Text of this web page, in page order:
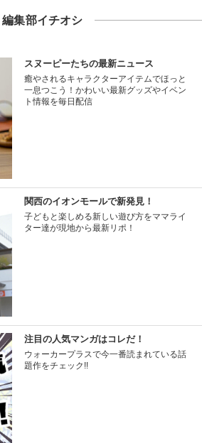
編集部イチオシ
スヌーピーたちの最新ニュース
癒やされるキャラクターアイテムでほっと
一息つこう！かわいい最新グッズやイベン
ト情報を毎日配信
関西のイオンモールで新発見！
子どもと楽しめる新しい遊び方をママライ
ター達が現地から最新リポ！
注目の人気マンガはコレだ！
ウォーカープラスで今一番読まれている話
題作をチェック!!